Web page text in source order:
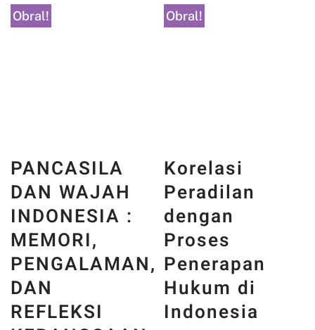
Obral!
Korelasi
Peradilan
dengan
Proses
Obral!
Kapan Uang
Kembali?
Panduan
Hukum
Pemulihan
Aset Korban
Kejahatan